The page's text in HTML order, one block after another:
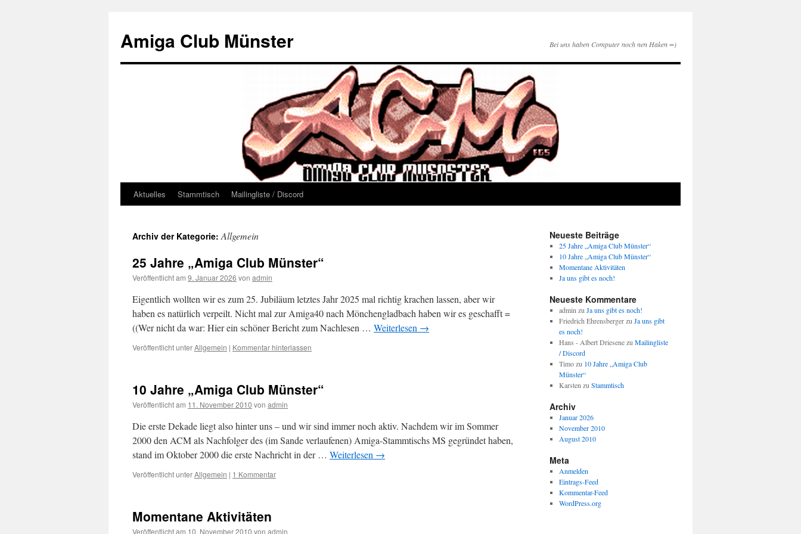
springen
Amiga Club Münster Bei uns haben Computer noch nen Haken =)
Aktuelles Stammtisch Mailingliste / Discord
Archiv der Kategorie:Allgemein
25 Jahre „Amiga Club Münster“
Veröffentlicht am 9. Januar 2026 von admin
Eigentlich wollten wir es zum 25. Jubiläum letztes Jahr 2025 mal richtig krachen lassen, aber wir
haben es natürlich verpeilt. Nicht mal zur Amiga40 nach Mönchengladbach haben wir es geschafft =
((Wer nicht da war: Hier ein schöner Bericht zum Nachlesen … Weiterlesen →
Veröffentlicht unterAllgemein | Kommentar hinterlassen
10 Jahre „Amiga Club Münster“
Veröffentlicht am 11. November 2010 von admin
Die erste Dekade liegt also hinter uns – und wir sind immer noch aktiv. Nachdem wir im Sommer
2000 den ACM als Nachfolger des (im Sande verlaufenen) Amiga-Stammtischs MS gegründet haben,
stand im Oktober 2000 die erste Nachricht in der … Weiterlesen →
Veröffentlicht unterAllgemein | 1 Kommentar
Momentane Aktivitäten
Veröffentlicht am 10. November 2010 von admin
Neueste Beiträge
25 Jahre „Amiga Club Münster“
10 Jahre „Amiga Club Münster“
Momentane Aktivitäten
Ja uns gibt es noch!
Neueste Kommentare
admin zu Ja uns gibt es noch!
Friedrich Ehrensbergerzu Ja uns gibt
es noch!
Hans - Albert Driesenezu Mailingliste
/ Discord
Timozu 10 Jahre „Amiga Club
Münster“
Karsten zu Stammtisch
Archiv
Januar 2026
November 2010
August 2010
Meta
Anmelden
Eintrags-Feed
Kommentar-Feed
WordPress.org